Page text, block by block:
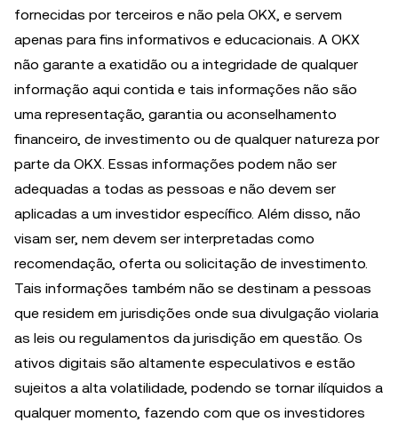
fornecidas por terceiros e não pela OKX, e servem
apenas para fins informativos e educacionais. A OKX
não garante a exatidão ou a integridade de qualquer
informação aqui contida e tais informações não são
uma representação, garantia ou aconselhamento
financeiro, de investimento ou de qualquer natureza por
parte da OKX. Essas informações podem não ser
adequadas a todas as pessoas e não devem ser
aplicadas a um investidor específico. Além disso, não
visam ser, nem devem ser interpretadas como
recomendação, oferta ou solicitação de investimento.
Tais informações também não se destinam a pessoas
que residem em jurisdições onde sua divulgação violaria
as leis ou regulamentos da jurisdição em questão. Os
ativos digitais são altamente especulativos e estão
sujeitos a alta volatilidade, podendo se tornar ilíquidos a
qualquer momento, fazendo com que os investidores